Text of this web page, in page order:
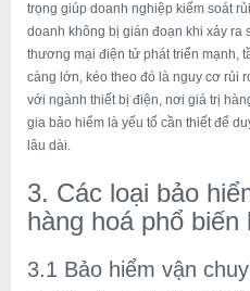
trọng giúp doanh nghiệp kiểm soát
doanh không bị gián đoạn khi xảy ra
thương mại điện tử phát triển mạnh,
càng lớn, kéo theo đó là nguy cơ rủi
với ngành thiết bị điện, nơi giá trị
gia bảo hiểm là yếu tố cần thiết để
lâu dài.
3. Các loại bảo
hàng hoá phổ biến
3.1 Bảo hiểm vận